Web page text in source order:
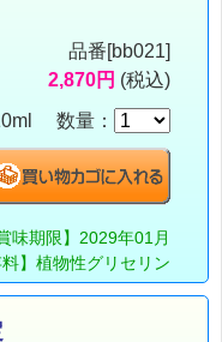
品番[bb021]
2,870円 (税込)
数量：
賞味期限】2029年01月
料】植物性グリセリン